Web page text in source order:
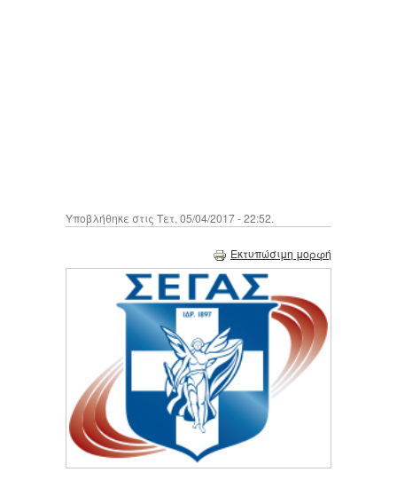
Υποβλήθηκε στις Τετ, 05/04/2017 - 22:52.
Εκτυπώσιμη μορφή